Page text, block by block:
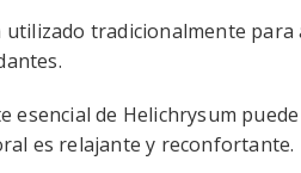
utilizado tradicionalmente
esencial de Helichrysum
es relajante y reconfortante.